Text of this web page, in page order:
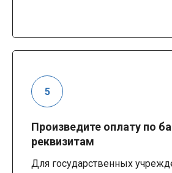
Произведите оплату по
реквизитам
Для государственных